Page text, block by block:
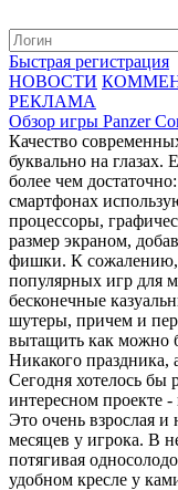
Быстрая регистрация
НОВОСТИ
РЕКЛАМА
Обзор игры Panzer
Качество
буквально на глазах.
более чем
смартфонах
процессоры,
размер экраном,
фишки. К сожалению,
популярных игр для
бесконечные
шутеры, причем и
вытащить как можно
Никакого праздника,
Сегодня хотелось бы
интересном проекте -
Это очень взрослая и
месяцев у игрока. В
потягивая
удобном кресле у